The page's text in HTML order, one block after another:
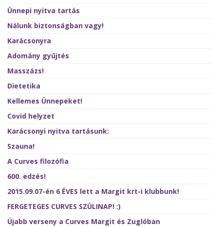
Ünnepi nyitva tartás
Nálunk biztonságban vagy!
Karácsonyra
Adomány gyűjtés
Masszázs!
Dietetika
Kellemes Ünnepeket!
Covid helyzet
Karácsonyi nyitva tartásunk:
Szauna!
A Curves filozófia
600. edzés!
2015.09.07-én 6 ÉVES lett a Margit krt-i klubbunk!
FERGETEGES CURVES SZÜLINAP! :)
Újabb verseny a Curves Margit és Zuglóban